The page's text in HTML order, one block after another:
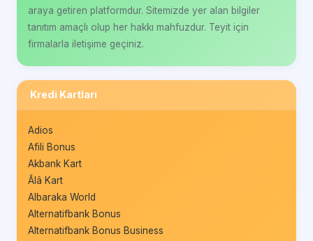
araya getiren platformdur. Sitemizde yer alan bilgiler
tanıtım amaçlı olup her hakkı mahfuzdur. Teyit için
firmalarla iletişime geçiniz.
Kredi Kartları
Adios
Afili Bonus
Akbank Kart
Âlâ Kart
Albaraka World
Alternatifbank Bonus
Alternatifbank Bonus Business